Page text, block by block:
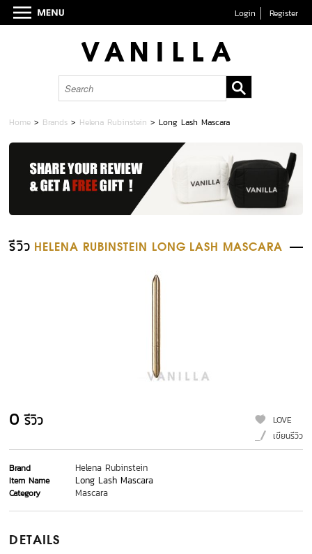
Login Register
Home > Brands > Helena Rubinstein >Long Lash Mascara
รีวิว HELENA RUBINSTEIN LONG LASH MASCARA
0 รีวิว
LOVE
เขียนรีวิว
Brand Helena Rubinstein
Item Name Long Lash Mascara
Category Mascara
DETAILS